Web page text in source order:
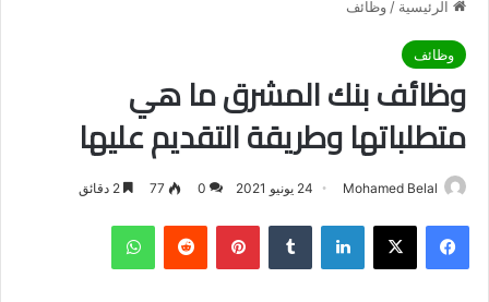
الرئيسية / وظائف
وظائف
وظائف بنك المشرق ما هي
متطلباتها وطريقة التقديم عليها
Mohamed Belal 24 يونيو 2021 0
77
فيسبوك لينكدإن بينتيريست